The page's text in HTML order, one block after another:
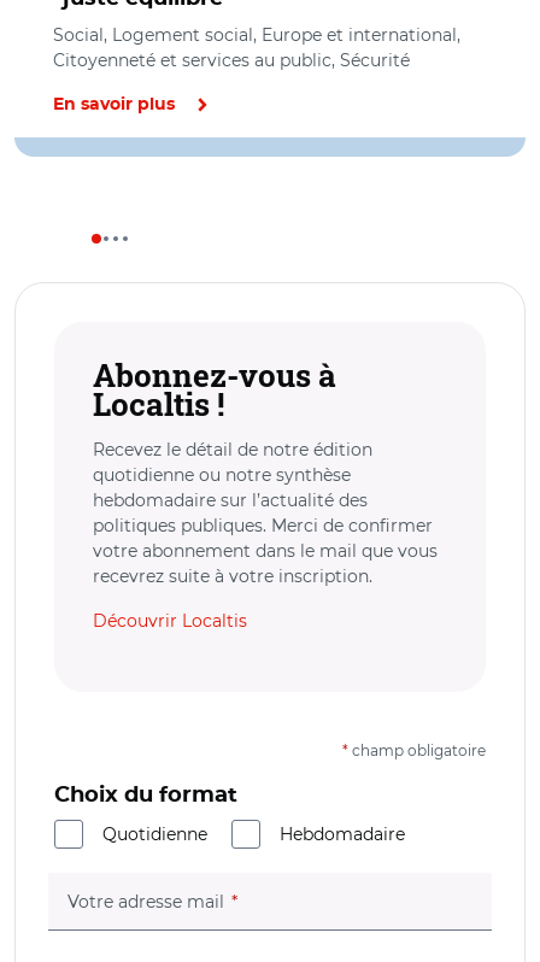
Social, Logement social, Europe et international,
Citoyenneté et services au public, Sécurité
En savoir plus
Abonnez-vous à
Localtis !
Recevez le détail de notre édition
quotidienne ou notre synthèse
hebdomadaire sur l’actualité des
politiques publiques. Merci de confirmer
votre abonnement dans le mail que vous
recevrez suite à votre inscription.
Découvrir Localtis
* champ obligatoire
Choix du format
Quotidienne
Hebdomadaire
Votre adresse mail (champ obligatoire)